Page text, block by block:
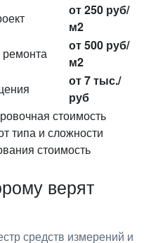
от 250 руб/
м2
ремонта
от 500 руб/
м2
от 7 тыс./
руб
стоимость
типа и сложности
стоимость
верят
средств измерений и